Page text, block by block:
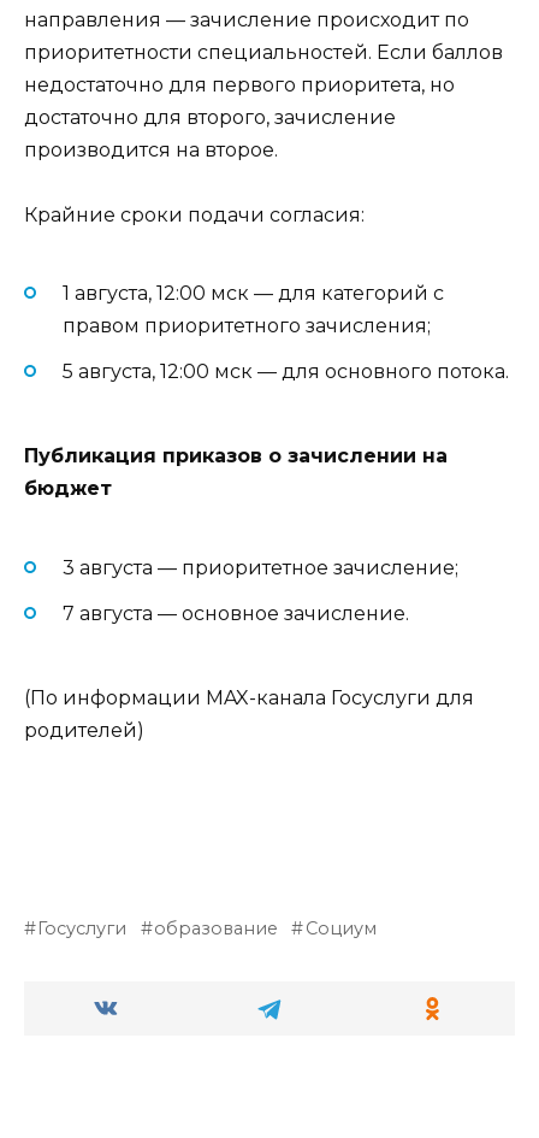
направления — зачисление происходит по
приоритетности специальностей. Если баллов
недостаточно для первого приоритета, но
достаточно для второго, зачисление
производится на второе.
Крайние сроки подачи согласия:
1 августа, 12:00 мск — для категорий с
правом приоритетного зачисления;
5 августа, 12:00 мск — для основного потока.
Публикация приказов о зачислении на
бюджет
3 августа — приоритетное зачисление;
7 августа — основное зачисление.
(По информации MAX-канала Госуслуги для
родителей)
Госуслуги образование Социум